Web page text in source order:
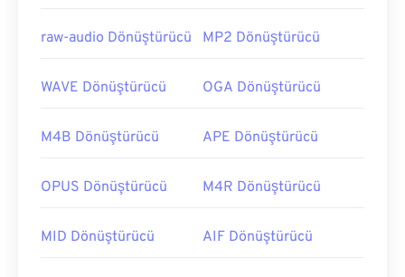
raw-audio Dönüştürücü MP2 Dönüştürücü
WAVE Dönüştürücü OGA Dönüştürücü
M4B Dönüştürücü APE Dönüştürücü
OPUS Dönüştürücü M4R Dönüştürücü
MID Dönüştürücü AIF Dönüştürücü